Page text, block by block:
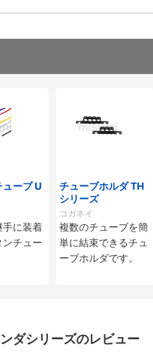
ューブ U
手に装着
チュー
チューブホルダ TH
シリーズ
コガネイ
複数のチューブを簡
単に結束できるチュ
ーブホルダです。
ダシリーズのレビュー